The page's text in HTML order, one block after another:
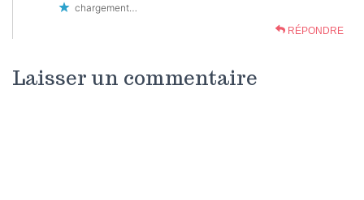
chargement…
RÉPONDRE
Laisser un commentaire